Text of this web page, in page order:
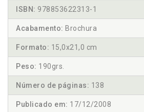
ISBN: 978853622313-1
Acabamento: Brochura
Formato: 15,0x21,0 cm
Peso: 190grs.
Número de páginas: 138
Publicado em: 17/12/2008